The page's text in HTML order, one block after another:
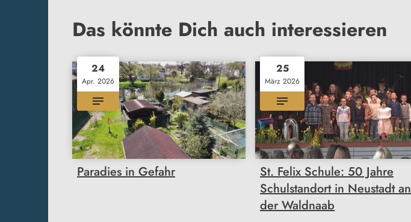
Das könnte Dich auch interessieren
24
Apr. 2026
Paradies in Gefahr
25
März 2026
St. Felix Schule: 50 Jahre
Schulstandort in Neustadt an
der Waldnaab